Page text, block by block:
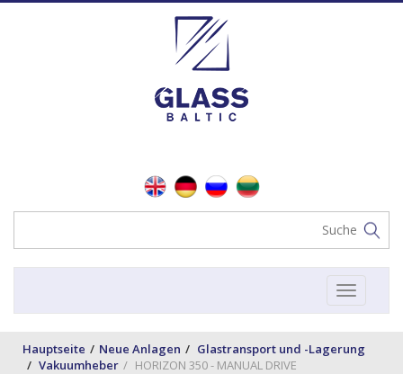
Toggle
Hauptseite Neue Anlagen
Glastransport und -Lagerung
Vakuumheber
HORIZON 350 - MANUAL DRIVE